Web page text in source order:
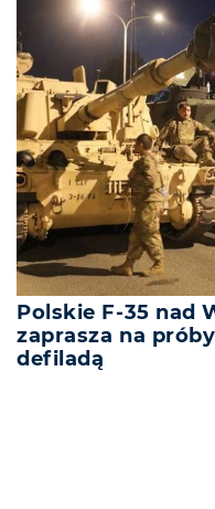
Polskie F-35 nad
zaprasza na
defiladą